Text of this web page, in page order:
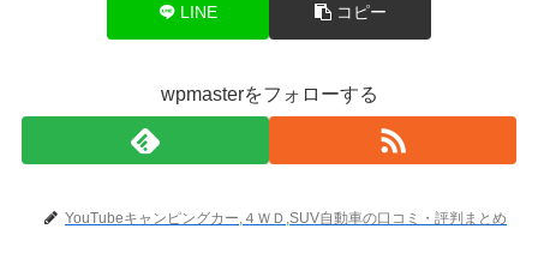
LINE コピー
wpmasterをフォローする
YouTubeキャンピングカー,４ＷＤ,SUV自動車の口コミ・評判まとめ